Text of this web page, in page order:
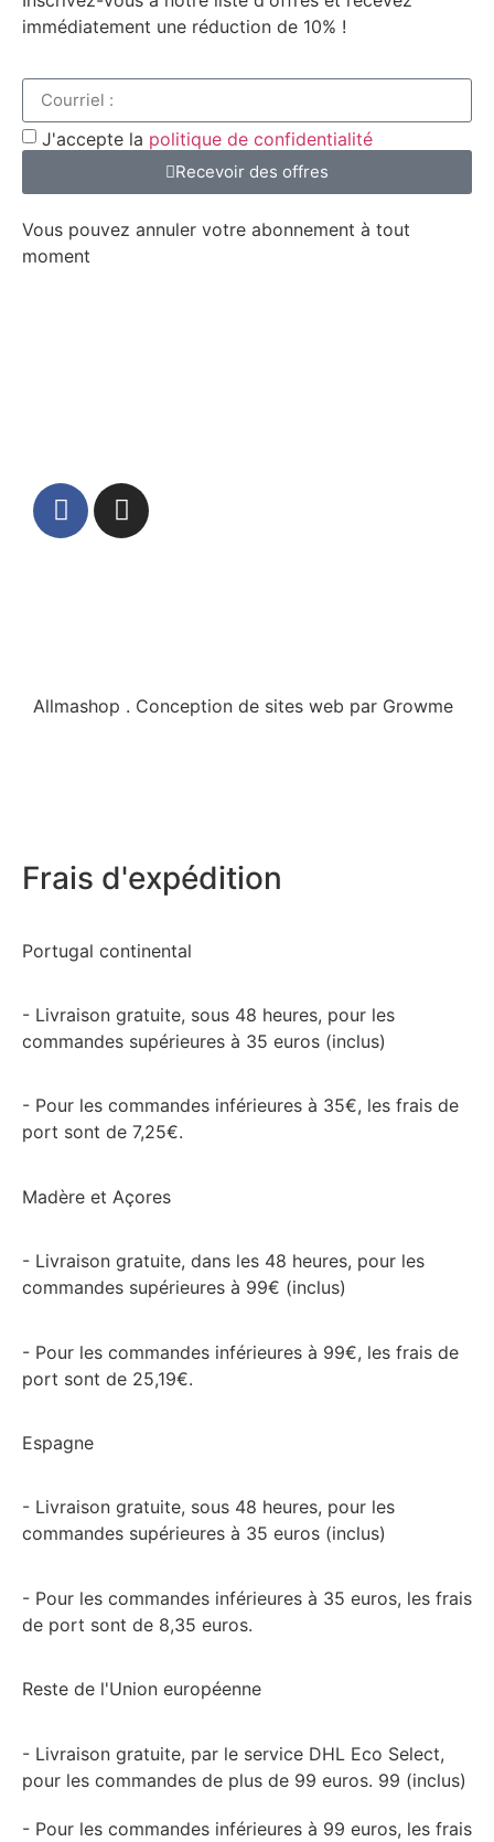
immédiatement une réduction de 10% !
J'accepte la politique de confidentialité
Recevoir des offres
Vous pouvez annuler votre abonnement à tout
moment
Allmashop . Conception de sites web par Growme
Frais d'expédition
Portugal continental
- Livraison gratuite, sous 48 heures, pour les
commandes supérieures à 35 euros (inclus)
- Pour les commandes inférieures à 35€, les frais de
port sont de 7,25€.
Madère et Açores
- Livraison gratuite, dans les 48 heures, pour les
commandes supérieures à 99€ (inclus)
- Pour les commandes inférieures à 99€, les frais de
port sont de 25,19€.
Espagne
- Livraison gratuite, sous 48 heures, pour les
commandes supérieures à 35 euros (inclus)
- Pour les commandes inférieures à 35 euros, les frais
de port sont de 8,35 euros.
Reste de l'Union européenne
- Livraison gratuite, par le service DHL Eco Select,
pour les commandes de plus de 99 euros. 99 (inclus)
- Pour les commandes inférieures à 99 euros, les frais